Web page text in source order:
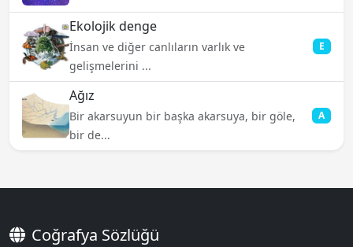
Ekolojik denge
İnsan ve diğer canlıların varlık ve
gelişmelerini ...
E
Ağız
Bir akarsuyun bir başka akarsuya, bir göle,
bir de...
A
Coğrafya Sözlüğü